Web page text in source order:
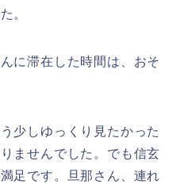
。
に滞在した時間は、おそ
少しゆっくり見たかった
ませんでした。でも信玄
足です。旦那さん、連れ